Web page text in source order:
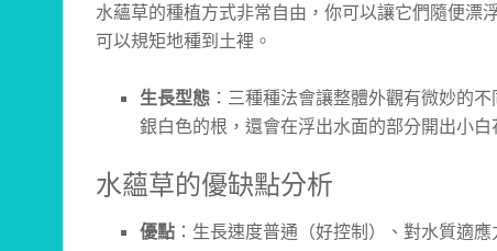
水蘊草的種植方式非常自由，你可以讓它們隨便漂
可以規矩地種到土裡。
生長型態 ：三種種法會讓整體外觀有微妙的
銀白色的根，還會在浮出水面的部分開出小白
水蘊草的優缺點分析
優點 ：生長速度普通（好控制）、對水質適